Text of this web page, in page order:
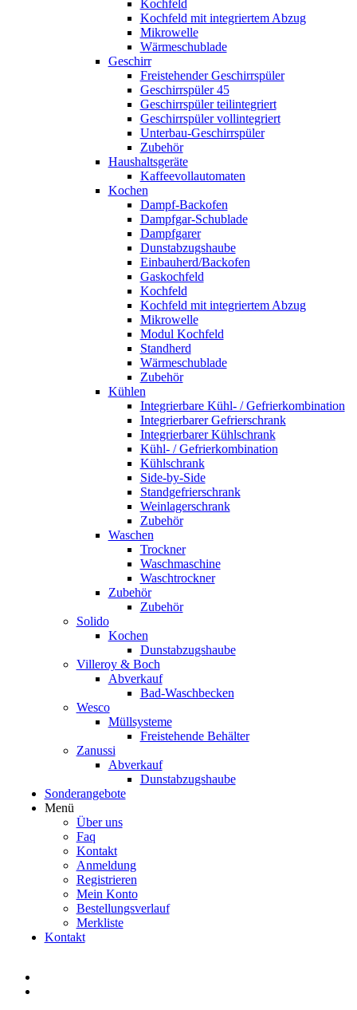
Kochfeld
Kochfeld mit integriertem Abzug
Mikrowelle
Wärmeschublade
Geschirr
Freistehender Geschirrspüler
Geschirrspüler 45
Geschirrspüler teilintegriert
Geschirrspüler vollintegriert
Unterbau-Geschirrspüler
Zubehör
Haushaltsgeräte
Kaffeevollautomaten
Kochen
Dampf-Backofen
Dampfgar-Schublade
Dampfgarer
Dunstabzugshaube
Einbauherd/Backofen
Gaskochfeld
Kochfeld
Kochfeld mit integriertem Abzug
Mikrowelle
Modul Kochfeld
Standherd
Wärmeschublade
Zubehör
Kühlen
Integrierbare Kühl- / Gefrierkombination
Integrierbarer Gefrierschrank
Integrierbarer Kühlschrank
Kühl- / Gefrierkombination
Kühlschrank
Side-by-Side
Standgefrierschrank
Weinlagerschrank
Zubehör
Waschen
Trockner
Waschmaschine
Waschtrockner
Zubehör
Zubehör
Solido
Kochen
Dunstabzugshaube
Villeroy & Boch
Abverkauf
Bad-Waschbecken
Wesco
Müllsysteme
Freistehende Behälter
Zanussi
Abverkauf
Dunstabzugshaube
Sonderangebote
Menü
Über uns
Faq
Kontakt
Anmeldung
Registrieren
Mein Konto
Bestellungsverlauf
Merkliste
Kontakt